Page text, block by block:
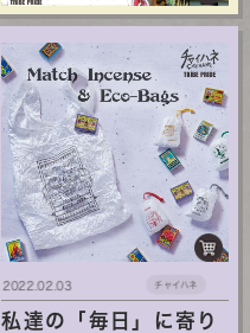
私達の「毎日」に寄り
2022.02.03 チャイハネ